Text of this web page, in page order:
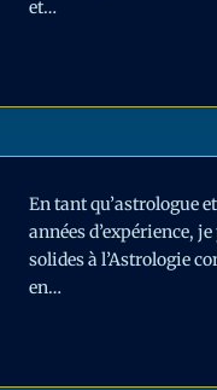
et…
En tant qu’astrologue
années d’expérience,
solides à l’Astrologie
en…